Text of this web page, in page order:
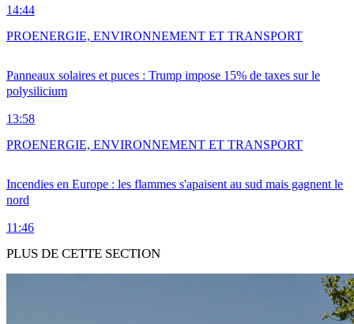
14:44
Panneaux solaires et puces : Trump impose 15% de taxes sur le
polysilicium
13:58
PROENERGIE, ENVIRONNEMENT ET TRANSPORT
Incendies en Europe : les flammes s'apaisent au sud mais gagnent le
nord
11:46
PROENERGIE, ENVIRONNEMENT ET TRANSPORT
PLUS DE CETTE SECTION